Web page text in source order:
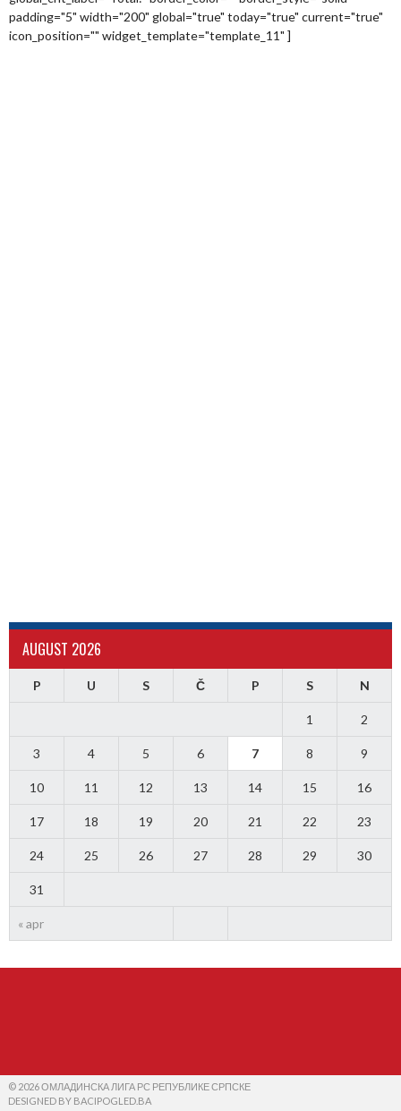
padding="5" width="200" global="true" today="true" current="true"
icon_position="" widget_template="template_11" ]
AUGUST 2026
P U S Č P S N
« apr
1 2
3 4 5 6 7 8 9
10 11 12 13 14 15 16
17 18 19 20 21 22 23
24 25 26 27 28 29 30
31
© 2026 ОМЛАДИНСКА ЛИГА РС РЕПУБЛИКЕ СРПСКЕ
DESIGNED BY BACIPOGLED.BA